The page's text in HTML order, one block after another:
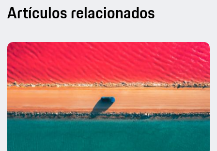
Artículos relacionados